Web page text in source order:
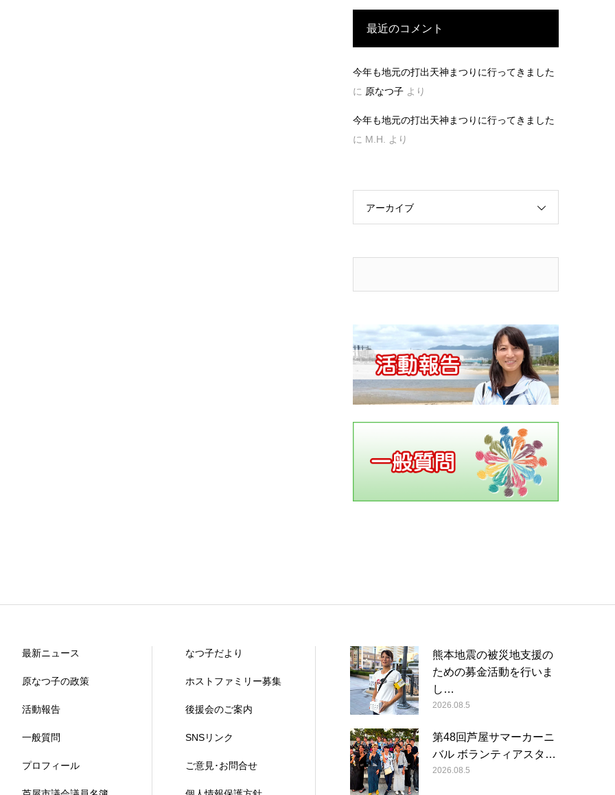
最近のコメント
今年も地元の打出天神まつりに行ってきました
に 原なつ子 より
今年も地元の打出天神まつりに行ってきました
に M.H. より
アーカイブ
最新ニュース
原なつ子の政策
活動報告
一般質問
プロフィール
なつ子だより
ホストファミリー募集
後援会のご案内
SNSリンク
ご意見･お問合せ
熊本地震の被災地支援の
ための募金活動を行いま
し…
2026.08.5
第48回芦屋サマーカーニ
バル ボランティアスタ…
2026.08.5